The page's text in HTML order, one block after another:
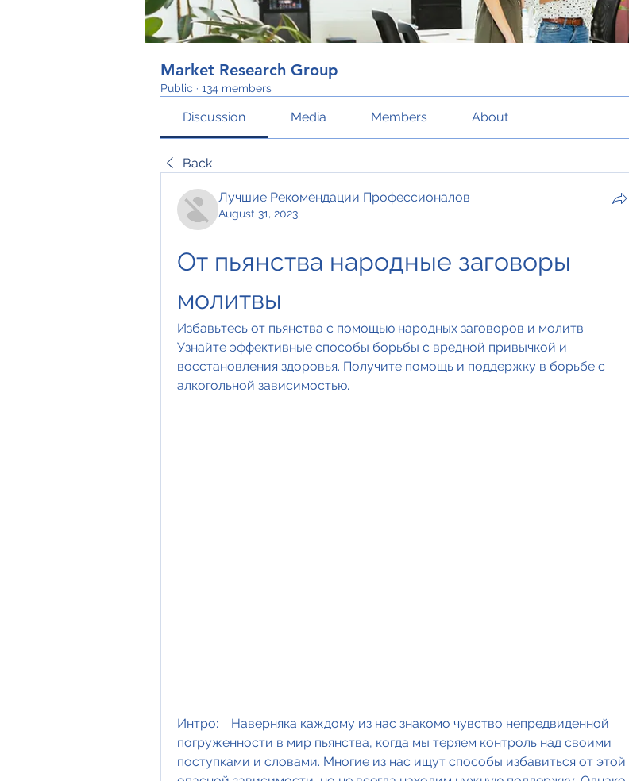
Market Research Group
Public · 134 members
Discussion Media Members About
Back
Лучшие Рекомендации Профессионалов
August 31, 2023
От пьянства народные заговоры
молитвы
Избавьтесь от пьянства с помощью народных заговоров и молитв.
Узнайте эффективные способы борьбы с вредной привычкой и
восстановления здоровья. Получите помощь и поддержку в борьбе с
алкогольной зависимостью.
Интро:    Наверняка каждому из нас знакомо чувство непредвиденной
погруженности в мир пьянства, когда мы теряем контроль над своими
поступками и словами. Многие из нас ищут способы избавиться от этой